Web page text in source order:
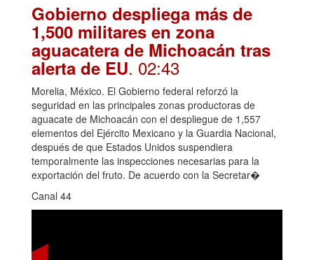
Gobierno despliega más de
1,500 militares en zona
aguacatera de Michoacán tras
alerta de EU. 02:43
Morelia, México. El Gobierno federal reforzó la
seguridad en las principales zonas productoras de
aguacate de Michoacán con el despliegue de 1,557
elementos del Ejército Mexicano y la Guardia Nacional,
después de que Estados Unidos suspendiera
temporalmente las inspecciones necesarias para la
exportación del fruto. De acuerdo con la Secretar�
Canal 44